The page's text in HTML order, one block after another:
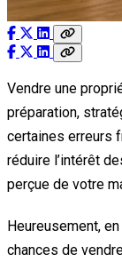
Vendre une
préparation,
certaines erreurs
réduire l’intérêt
perçue de votre
Heureusement,
chances de